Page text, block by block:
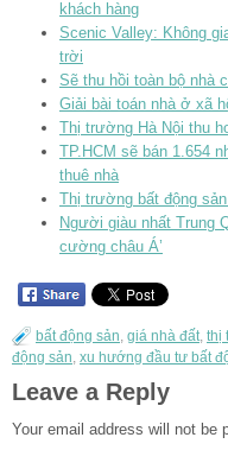
khách hàng
Scenic Valley: Không
trời
Sẽ thu hồi toàn bộ nhà
Giải bài toán nhà ở xã
Thị trường Hà Nội thu
TP.HCM sẽ bán 1.654
thuê nhà
Thị trường bất động
Người giàu nhất Trung
cường châu Á’
bất động sản, giá nhà đất, thị
động sản, xu hướng đầu tư bất
Leave a Reply
Your email address will not be